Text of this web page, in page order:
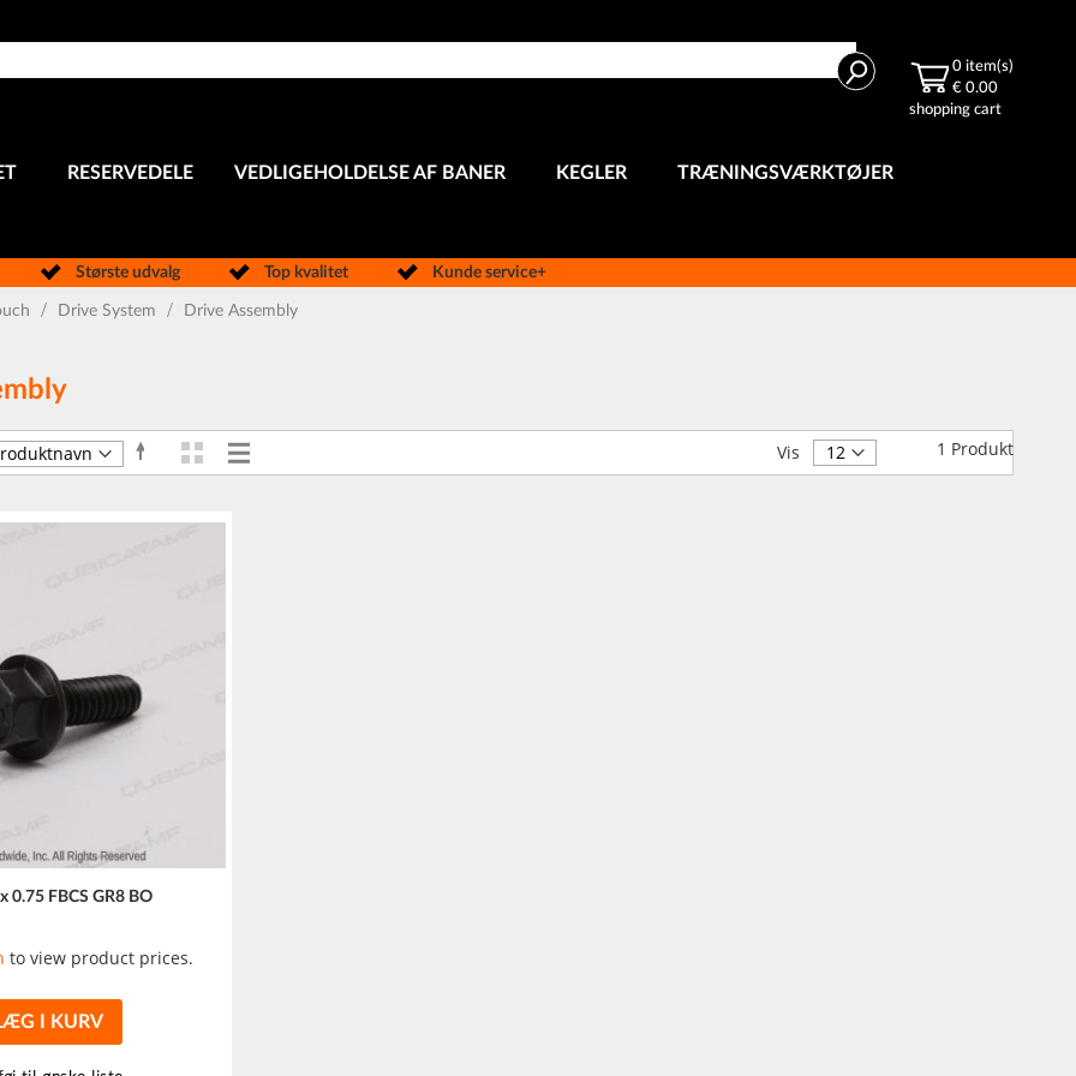
Search 0 item(s)
€ 0.00
shopping cart
RESERVEDELE VEDLIGEHOLDELSE AF BANER KEGLER TRÆNINGSVÆRKTØJER
Største udvalg Top kvalitet Kunde service+
Drive System Drive Assembly
1 Produkt
Faldende
orden
Vis
som
GitterListe Vis
0.75 FBCS GR8 BO
to view product prices.
I KURV